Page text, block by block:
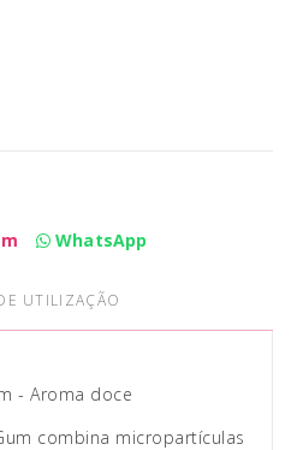
WhatsApp
UTILIZAÇÃO
- Aroma doce
combina micropartículas